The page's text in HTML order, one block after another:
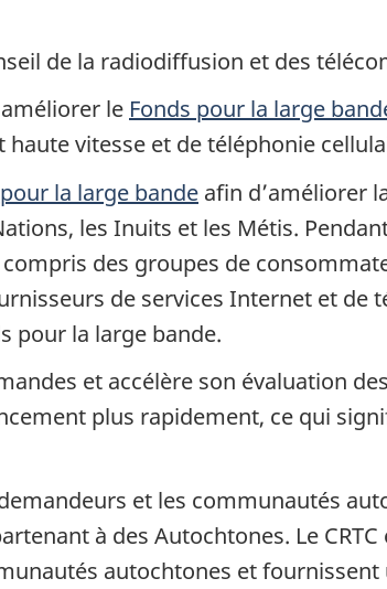
de la radiodiffusion et des
le Fonds pour la large
vitesse et de téléphonie
la large bande afin d’améliorer
les Inuits et les Métis.
des groupes de
de services Internet et de
pour la large bande.
et accélère son évaluation
plus rapidement, ce qui
et les communautés
à des Autochtones. Le
autochtones et